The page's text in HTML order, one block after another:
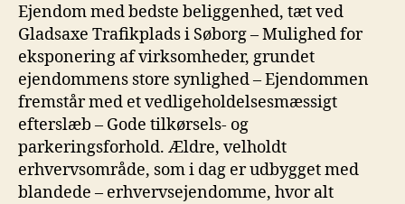
Ejendom med bedste beliggenhed, tæt ved
Gladsaxe Trafikplads i Søborg – Mulighed for
eksponering af virksomheder, grundet
ejendommens store synlighed – Ejendommen
fremstår med et vedligeholdelsesmæssigt
efterslæb – Gode tilkørsels- og
parkeringsforhold. Ældre, velholdt
erhvervsområde, som i dag er udbygget med
blandede – erhvervsejendomme, hvor alt